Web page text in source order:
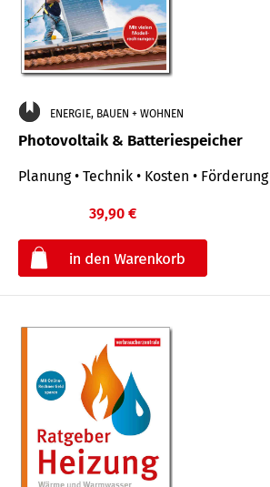
ENERGIE, BAUEN + WOHNEN
Photovoltaik & Batteriespeicher
Planung • Technik • Kosten • Förderung
39,90 €